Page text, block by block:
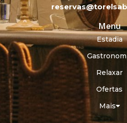
Menu
Estadia
Relaxar
Ofertas
Mais